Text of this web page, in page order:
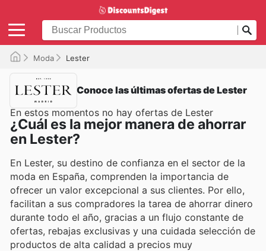
Moda Lester
Conoce las últimas ofertas de Lester
En estos momentos no hay ofertas de Lester
¿Cuál es la mejor manera de ahorrar
en Lester?
En Lester, su destino de confianza en el sector de la
moda en España, comprenden la importancia de
ofrecer un valor excepcional a sus clientes. Por ello,
facilitan a sus compradores la tarea de ahorrar dinero
durante todo el año, gracias a un flujo constante de
ofertas, rebajas exclusivas y una cuidada selección de
productos de alta calidad a precios muy